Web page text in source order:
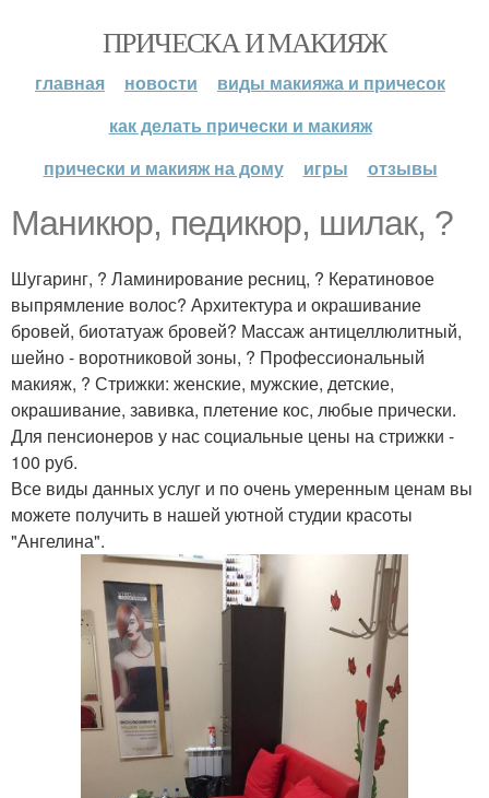
ПРИЧЕСКА И МАКИЯЖ
главная новости
виды макияжа и причесок
как делать прически и макияж
прически и макияж на дому
игры отзывы
Маникюр, педикюр, шилак, ?
Шугаринг, ? Ламинирование ресниц, ? Кератиновое
выпрямление волос? Архитектура и окрашивание
бровей, биотатуаж бровей? Массаж антицеллюлитный,
шейно - воротниковой зоны, ? Профессиональный
макияж, ? Стрижки: женские, мужские, детские,
окрашивание, завивка, плетение кос, любые прически.
Для пенсионеров у нас социальные цены на стрижки -
100 руб.
Все виды данных услуг и по очень умеренным ценам вы
можете получить в нашей уютной студии красоты
"Ангелина".